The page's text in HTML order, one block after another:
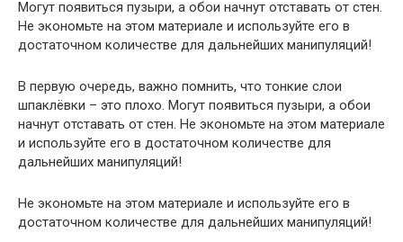
Могут появиться пузыри, а обои начнут отставать от стен.
Не экономьте на этом материале и используйте его в
достаточном количестве для дальнейших манипуляций!
В первую очередь, важно помнить, что тонкие слои
шпаклёвки – это плохо. Могут появиться пузыри, а обои
начнут отставать от стен. Не экономьте на этом материале
и используйте его в достаточном количестве для
дальнейших манипуляций!
Не экономьте на этом материале и используйте его в
достаточном количестве для дальнейших манипуляций!